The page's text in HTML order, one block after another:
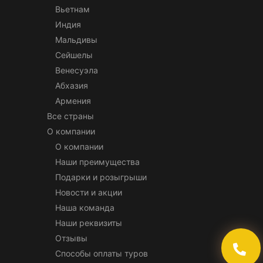
Вьетнам
Индия
Мальдивы
Сейшелы
Венесуэла
Абхазия
Армения
Все страны
О компании
О компании
Наши преимущества
Подарки и розыгрыши
Новости и акции
Наша команда
Наши реквизиты
Отзывы
Способы оплаты туров